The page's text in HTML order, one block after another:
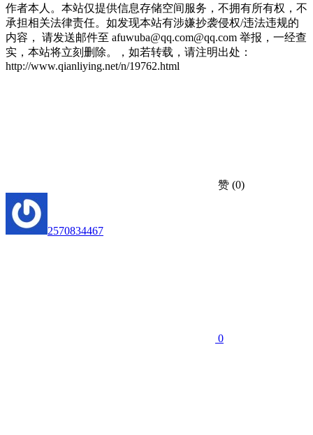
作者本人。本站仅提供信息存储空间服务，不拥有所有权，不
承担相关法律责任。如发现本站有涉嫌抄袭侵权/违法违规的
内容， 请发送邮件至 afuwuba@qq.com@qq.com 举报，一经查
实，本站将立刻删除。，如若转载，请注明出处：
http://www.qianliying.net/n/19762.html
赞 (0)
2570834467
0